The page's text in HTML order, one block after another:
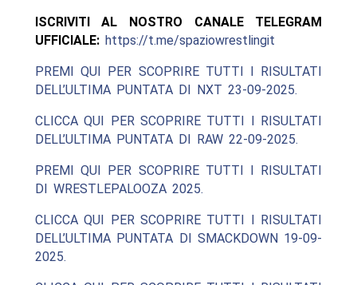
ISCRIVITI AL NOSTRO CANALE TELEGRAM
UFFICIALE: https://t.me/spaziowrestlingit
PREMI QUI PER SCOPRIRE TUTTI I RISULTATI
DELL’ULTIMA PUNTATA DI NXT 23-09-2025.
CLICCA QUI PER SCOPRIRE TUTTI I RISULTATI
DELL’ULTIMA PUNTATA DI RAW 22-09-2025.
PREMI QUI PER SCOPRIRE TUTTI I RISULTATI
DI WRESTLEPALOOZA 2025.
CLICCA QUI PER SCOPRIRE TUTTI I RISULTATI
DELL’ULTIMA PUNTATA DI SMACKDOWN 19-09-
2025.